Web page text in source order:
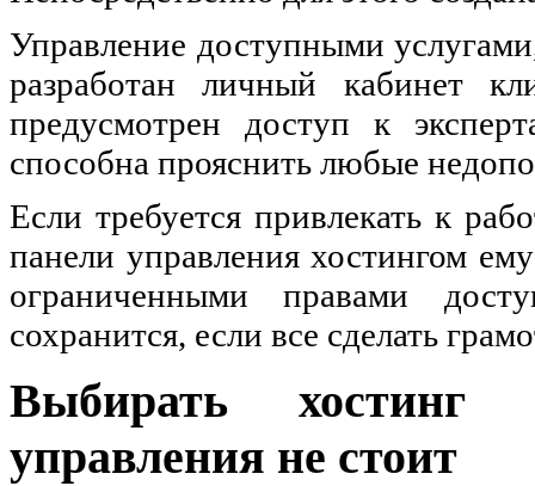
Управление доступными
разработан личный кабинет
предусмотрен доступ к
способна прояснить любые
Если требуется привлекать к
панели управления хостингом
ограниченными правами
сохранится, если все сделать
Выбирать хостинг
управления не стоит